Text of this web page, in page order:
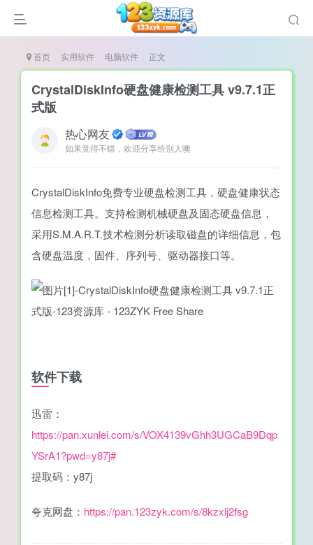
（摸鱼游戏）
首页 实用软件 电脑软件 正文
CrystalDiskInfo硬盘健康检测工具 v9.7.1正
式版
热心网友
如果觉得不错，欢迎分享给别人噢
CrystalDiskInfo免费专业硬盘检测工具，硬盘健康状态
信息检测工具。支持检测机械硬盘及固态硬盘信息，
采用S.M.A.R.T.技术检测分析读取磁盘的详细信息，包
含硬盘温度，固件、序列号、驱动器接口等。
软件下载
迅雷：
https://pan.xunlei.com/s/VOX4139vGhh3UGCaB9Dqp
YSrA1?pwd=y87j#
提取码：y87j
夸克网盘： https://pan.123zyk.com/s/8kzxlj2fsg